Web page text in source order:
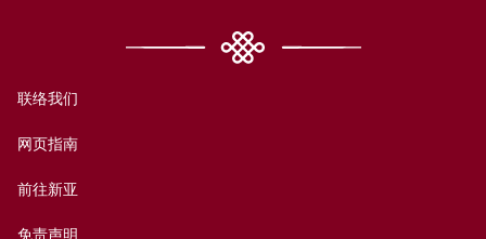
联络我们
网页指南
前往新亚
免责声明